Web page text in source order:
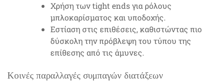
Χρήση των tight ends για ρόλους
μπλοκαρίσματος και υποδοχής.
Εστίαση στις επιθέσεις, καθιστώντας πιο
δύσκολη την πρόβλεψη του τύπου της
επίθεσης από τις άμυνες.
Κοινές παραλλαγές συμπαγών διατάξεων